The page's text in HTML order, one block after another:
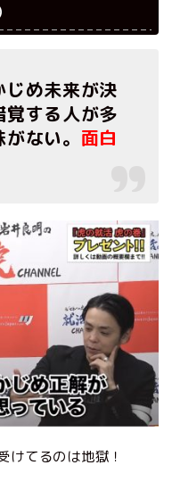
め未来が決
する人が多
ない。 面白
けてるのは地獄！